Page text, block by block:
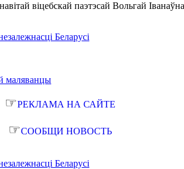
віцебскай паэтэсай Вольгай
Беларусі
маляванцы
☞РЕКЛАМА НА САЙТЕ
☞СООБЩИ НОВОСТЬ
Беларусі